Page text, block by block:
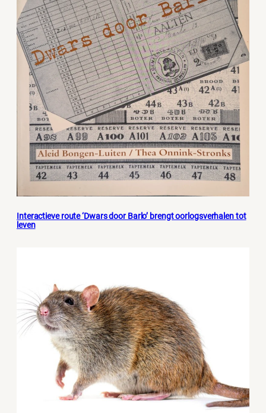
Interactieve route ‘Dwars door Barlo’ brengt oorlogsverhalen tot
leven